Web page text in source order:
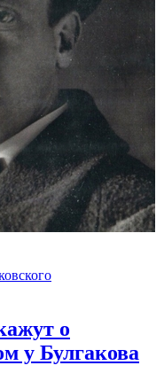
о
у Булгакова